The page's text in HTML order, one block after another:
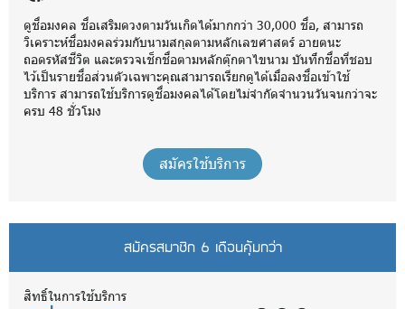
ดูชื่อมงคล ชื่อเสริมดวงตามวันเกิดได้มากกว่า 30,000 ชื่อ, สามารถ
วิเคราะห์ชื่อมงคลร่วมกับนามสกุลตามหลักเลขศาสตร์ อายตนะ
ถอดรหัสชีวิต และตรวจเช็กชื่อตามหลักตุ๊กตาไขนาม บันทึกชื่อที่ชอบ
ไว้เป็นรายชื่อส่วนตัวเฉพาะคุณสามารถเรียกดูได้เมื่อลงชื่อเข้าใช้
บริการ สามารถใช้บริการดูชื่อมงคลได้โดยไม่จำกัดจำนวนวันจนกว่าจะ
ครบ 48 ชั่วโมง
สมัครใช้บริการ
สมัครสมาชิก 6 เดือนคุ้มกว่า
สิทธิ์ในการใช้บริการ